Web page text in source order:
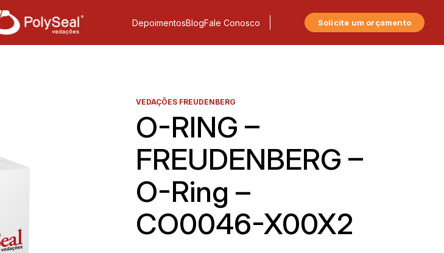
DepoimentosBlogFale Conosco Solicite um orçamento
VEDAÇÕES FREUDENBERG
O-RING –
FREUDENBERG –
O-Ring –
CO0046-X00X2